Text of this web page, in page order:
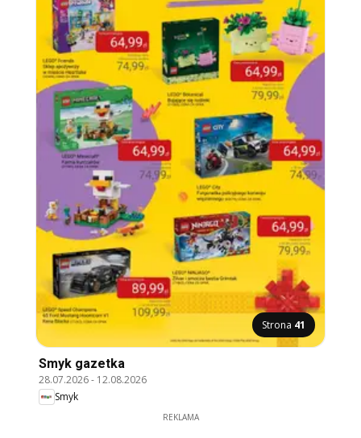
Strona 41
Smyk gazetka
28.07.2026- 12.08.2026
Smyk
REKLAMA